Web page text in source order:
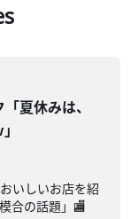
夏休みは、
いしいお店を紹
合の話題」🏬